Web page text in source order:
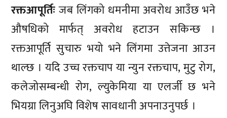
रक्तआपूर्तिःजब लिंगको धमनीमा अवरोध आउँछ भने
औषधिको मार्फत् अवरोध हटाउन सकिन्छ ।
रक्तआपूर्ति सुचारु भयो भने लिंगमा उत्तेजना आउन
थाल्छ । यदि उच्च रक्तचाप या न्युन रक्तचाप, मुटु रोग,
कलेजोसम्बन्धी रोग, ल्युकेमिया या एलर्जी छ भने
भियग्रा लिनुअघि विशेष सावधानी अपनाउनुपर्छ ।